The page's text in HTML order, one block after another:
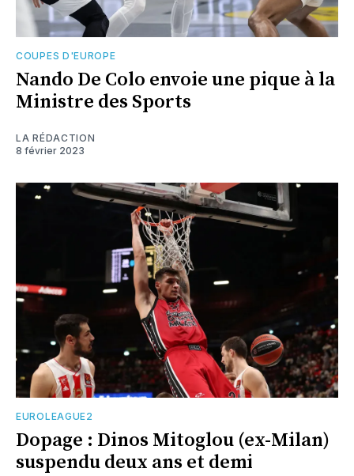
COUPES D'EUROPE
Nando De Colo envoie une pique à la
Ministre des Sports
LA RÉDACTION
8 février 2023
EUROLEAGUE2
Dopage : Dinos Mitoglou (ex-Milan)
suspendu deux ans et demi